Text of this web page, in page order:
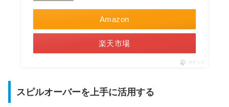
Amazon
楽天市場
ポチップ
スピルオーバーを上手に活用する